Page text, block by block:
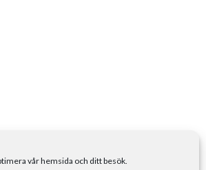
vår hemsida och ditt besök.